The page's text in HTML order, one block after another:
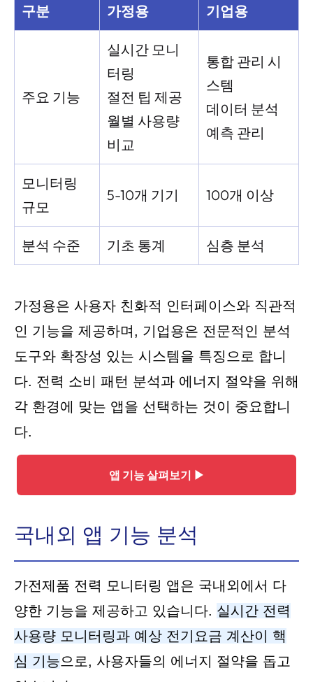
구분 가정용 기업용
주요 기능
실시간 모니
터링
절전 팁 제공
월별 사용량
비교
통합 관리 시
스템
데이터 분석
예측 관리
모니터링
규모
5-10개 기기 100개 이상
분석 수준 기초 통계 심층 분석
가정용은 사용자 친화적 인터페이스와 직관적
인 기능을 제공하며, 기업용은 전문적인 분석
도구와 확장성 있는 시스템을 특징으로 합니
다. 전력 소비 패턴 분석과 에너지 절약을 위해
각 환경에 맞는 앱을 선택하는 것이 중요합니
다.
앱 기능 살펴보기 ▶
국내외 앱 기능 분석
가전제품 전력 모니터링 앱은 국내외에서 다
양한 기능을 제공하고 있습니다. 실시간 전력
사용량 모니터링과 예상 전기요금 계산이 핵
심 기능으로, 사용자들의 에너지 절약을 돕고